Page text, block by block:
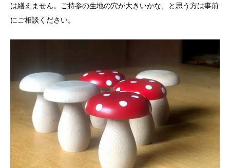
は繕えません。ご持参の生地の穴が大きいかな、と思う方は事前
にご相談ください。